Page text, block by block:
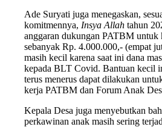
Ade Suryati juga menegaskan,
komitmennya, Insya Allah tahun
anggaran dukungan PATBM untuk
sebanyak Rp. 4.000.000,- (empat
masih kecil karena saat ini dana
kepada BLT Covid. Bantuan kecil
terus menerus dapat dilakukan
kerja PATBM dan Forum Anak
Kepala Desa juga menyebutkan
perkawinan anak masih sering